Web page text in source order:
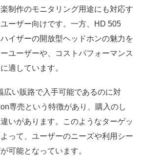
制作のモニタリング用途にも対応す
ーザー向けです。一方、HD 505
イザーの開放型ヘッドホンの魅力を
ユーザーや、コストパフォーマンス
適しています。
広い販路で入手可能であるのに対
専売という特徴があり、購入のし
いがあります。このようなターゲッ
って、ユーザーのニーズや利用シー
可能となっています。